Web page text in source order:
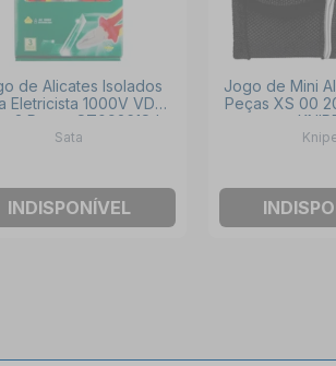
de Alicates Isolados
Eletricista 1000V VDE
3 Peças ST09261SJ
SATA
Sata
INDISPONÍVEL
Jogo de Mini
Peças XS 00